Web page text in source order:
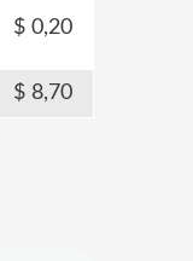
0,20
8,70